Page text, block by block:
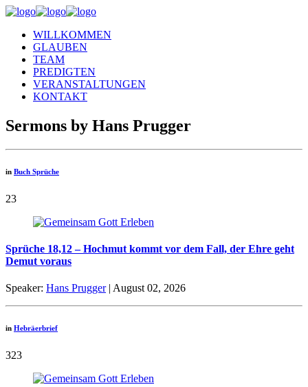
WILLKOMMEN
GLAUBEN
TEAM
PREDIGTEN
VERANSTALTUNGEN
KONTAKT
Sermons by Hans Prugger
in Buch Sprüche
23
Sprüche 18,12 – Hochmut kommt vor dem Fall, der Ehre geht
Demut voraus
Speaker: Hans Prugger| August 02, 2026
in Hebräerbrief
323